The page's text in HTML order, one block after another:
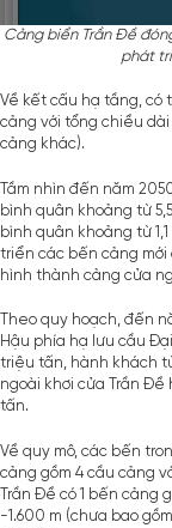
Cảng biển Trần Đề
phát
Về kết cấu hạ tầng, có
cảng với tổng chiều dài
cảng khác).
Tầm nhìn đến năm
bình quân khoảng từ
bình quân khoảng từ
triển các bến cảng mới
hình thành cảng cửa
Theo quy hoạch, đến
Hậu phía hạ lưu cầu
triệu tấn, hành khách
ngoài khơi cửa Trần Đề
tấn.
Về quy mô, các bến
cảng gồm 4 cầu cảng
Trần Đề có 1 bến
-1.600 m (chưa bao